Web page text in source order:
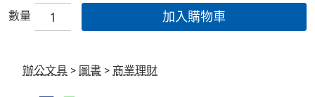
數量 加入購物車
辦公文具 > 圖書 > 商業理財